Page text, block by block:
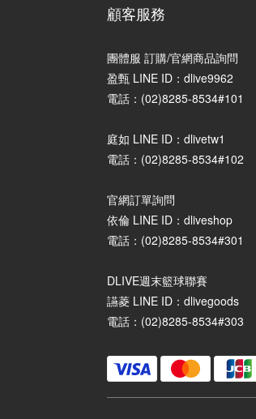
顧客服務
團體服 訂購/官網商品詢問
盈甄 LINE ID：dlive9962
電話：(02)8285-8534#101
庭如 LINE ID：dlivetw1
電話：(02)8285-8534#102
官網訂單詢問
依倫 LINE ID：dliveshop
電話：(02)8285-8534#301
DLIVE週末籃球聯賽
讌菱 LINE ID：dlivegoods
電話：(02)8285-8534#303